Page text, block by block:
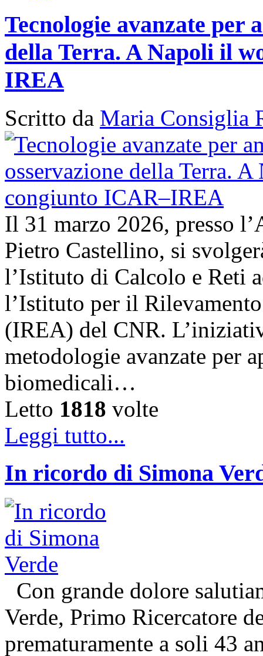
Tecnologie avanzate per
della Terra. A Napoli il
IREA
Scritto da Maria Consiglia
Il 31 marzo 2026, presso
Pietro Castellino, si
l’Istituto di Calcolo e Reti
l’Istituto per il
(IREA) del CNR.
metodologie avanzate per
biomedicali…
Letto 1818 volte
Leggi tutto...
In ricordo di Simona
Con grande dolore
Verde, Primo Ricercatore
prematuramente a soli 43